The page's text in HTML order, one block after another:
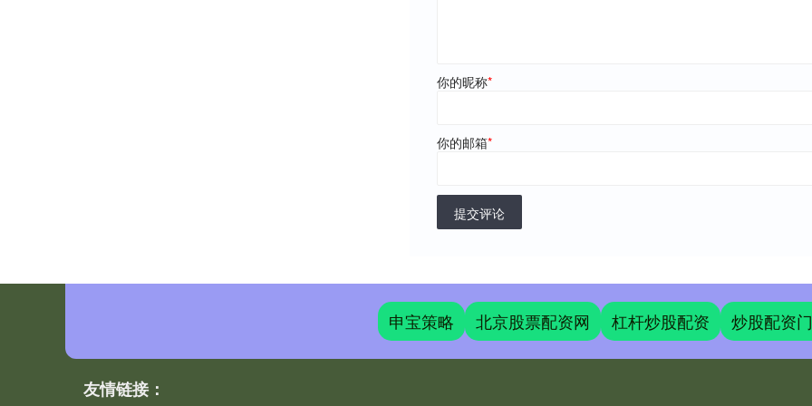
你的昵称*
你的邮箱*
提交评论
申宝策略 北京股票配资网 杠杆炒股配资 炒股配资
友情链接：